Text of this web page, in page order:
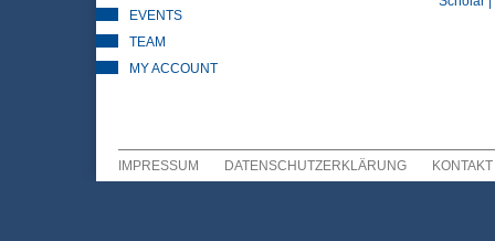
EVENTS
TEAM
MY ACCOUNT
IMPRESSUM DATENSCHUTZERKLÄRUNG KONTAKT